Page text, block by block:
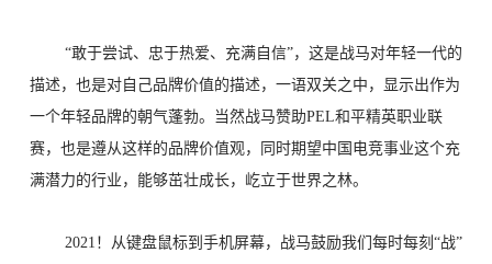
“敢于尝试、忠于热爱、充满自信”，这是战马对年轻一代的
描述，也是对自己品牌价值的描述，一语双关之中，显示出作为
一个年轻品牌的朝气蓬勃。当然战马赞助PEL和平精英职业联
赛，也是遵从这样的品牌价值观，同时期望中国电竞事业这个充
满潜力的行业，能够茁壮成长，屹立于世界之林。
2021！从键盘鼠标到手机屏幕，战马鼓励我们每时每刻“战”